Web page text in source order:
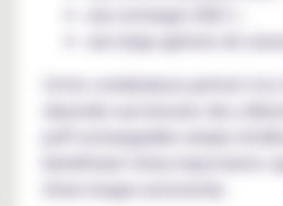
une recharge USB-C ;
une large gamme de
Cette combinaison permet à la
répondre aux besoins des
puff rechargeable simple
bénéficiant d'une importante
d'une longue autonomie.